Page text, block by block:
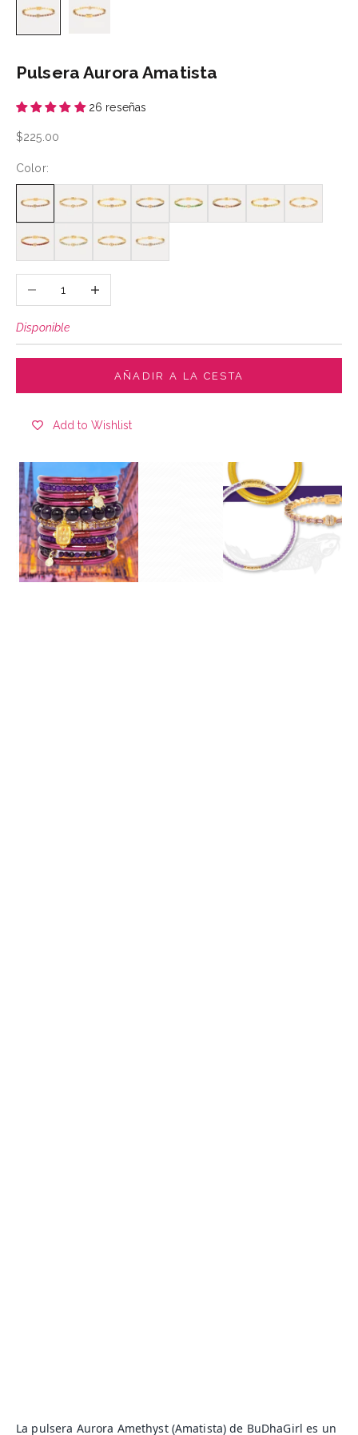
Pulsera Aurora Amatista
26 reseñas
Precio de oferta
$225.00
Color:
Disponible
AÑADIR A LA CESTA
Add to Wishlist
La pulsera Aurora Amethyst (Amatista) de BuDhaGirl es un